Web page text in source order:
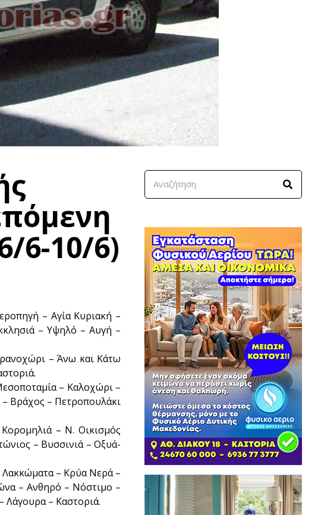
6-10/6)
– Αγία Κυριακή –
– Υψηλό – Αυγή –
– Άνω και Κάτω
– Καλοχώρι –
Βράχος – Πετροπουλάκι
– Ν. Οικισμός
– Βυσσινιά – Οξυά-
Λακκώματα – Κρύα Νερά –
– Ανθηρό – Νόστιμο –
Λάγουρα – Καστοριά.